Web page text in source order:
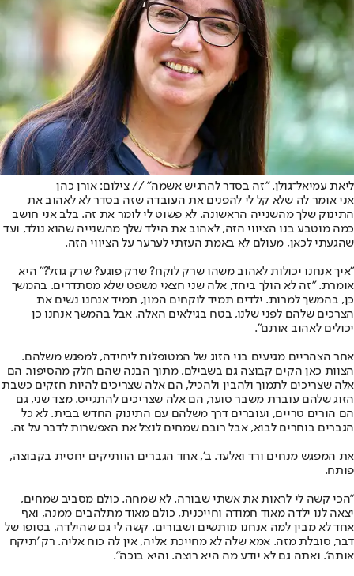
ליאת עמיאל־גולן. "זה בסדר להרגיש אשמה" // צילום: אורן כהן
אני אומר לה שלא קל לי להפנים את העובדה שזה בסדר לא לאהוב את
התינוק שלך מהשנייה הראשונה. לא פשוט לי לומר את זה. בלב אני חושב
כמה מוטבע בנו הציווי הזה, לאהוב את הילד שלך מהשנייה שהוא נולד, ועד
שהגעתי לכאן, מעולם לא באמת העזתי לערער על הציווי הזה.
"איך אנחנו יכולות לאהוב משהו שרק לוקח? שרק פוגע? שרק גוזל?" היא
אומרת. "זה לא הולך ביחד, אלה שני חצאי משפט שלא מסתדרים. בהמשך
כן, בהמשך למרות. ילדים תמיד לוקחים המון, תמיד אנחנו נשים את
הצרכים שלהם לפני שלנו, בטח בגילאים האלה. אבל בהמשך אנחנו כן
יכולים לאהוב אותם".
אחר הצהריים מגיעים בני הזוג של המטופלות ליחידה, למפגש משלהם.
הצוות כאן הקים קבוצה גם בשבילם, מתוך הבנה שהם חלק מהסיפור. הם
אלה שצריכים לתמוך ולהבין ולהכיל, הם אלה שצריכים להיות חזקים כשבת
הזוג שלהם עוברת משבר סוער, הם אלה שצריכים להתגייס. מצד שני, גם
הם הורים טריים, ועוברים דרך משלהם עם התינוק החדש בבית. לא כל
הגברים בוחרים לבוא, אבל רובם שמחים לנצל את האפשרות לדבר על זה.
את המפגש מנחים ורד ואלעד. ב', אחד הגברים הוותיקים יחסית בקבוצה,
פותח.
"הכי קשה לי לראות את אשתי שבורה. לא שמחה. כולם מסביב שמחים,
יצאה לנו ילדה מאוד חמודה וחייכנית, כולם מאוד מתלהבים ממנה, ואף
אחד לא מבין למה אנחנו מותשים ושבורים. קשה לי גם שהילדה, בסופו של
דבר, סובלת מזה. אמא שלה לא מחייכת אליה, אין לה כוח אליה. רק 'תיקח
אותה'. ואתה גם לא יודע מה היא רוצה. והיא בוכה".